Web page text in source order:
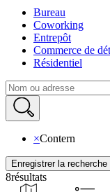
Bureau
Coworking
Entrepôt
Commerce de
Résidentiel
×Contern
Enregistrer la recherche
8résultats